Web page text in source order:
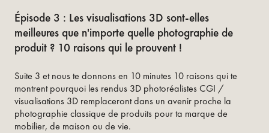
Épisode 3 : Les visualisations 3D sont-elles
meilleures que n'importe quelle photographie de
produit ? 10 raisons qui le prouvent !
Suite 3 et nous te donnons en 10 minutes 10 raisons qui te
montrent pourquoi les rendus 3D photoréalistes CGI /
visualisations 3D remplaceront dans un avenir proche la
photographie classique de produits pour ta marque de
mobilier, de maison ou de vie.